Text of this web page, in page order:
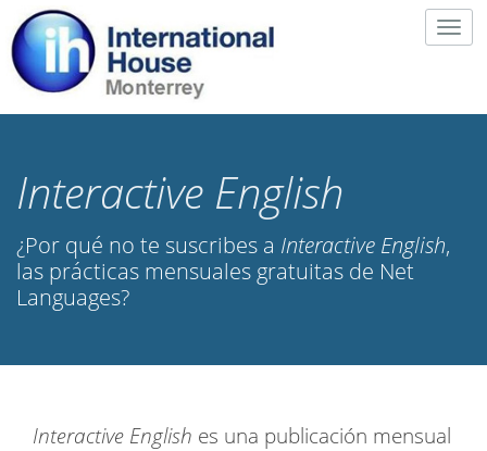
Interactive English
¿Por qué no te suscribes a Interactive English,
las prácticas mensuales gratuitas de Net
Languages?
Interactive English es una publicación mensual